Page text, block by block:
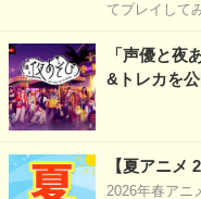
てプレイして
「声優と夜
&トレカを
【夏アニメ
2026年春アニ